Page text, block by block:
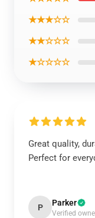
★★★☆☆
★★☆☆☆
★☆☆☆☆
Great quality,
Perfect for
P Parker
Verified